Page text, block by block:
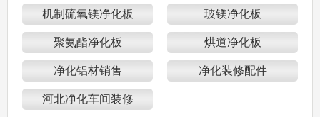
机制硫氧镁净化板 玻镁净化板
聚氨酯净化板 烘道净化板
净化铝材销售 净化装修配件
河北净化车间装修